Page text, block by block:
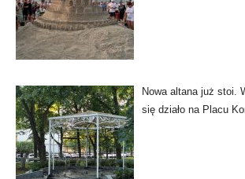
Nowa altana już stoi.
się działo na Placu